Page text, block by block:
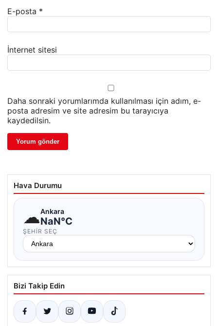
E-posta *
İnternet sitesi
Daha sonraki yorumlarımda kullanılması için adım, e-
posta adresim ve site adresim bu tarayıcıya
kaydedilsin.
Hava Durumu
☁Ankara
NaN°C
ŞEHIR SEÇ
Bizi Takip Edin